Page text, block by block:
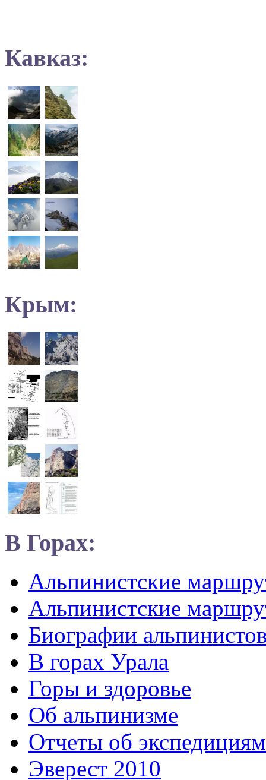
Кавказ:
Крым:
В Горах:
Альпинистские
Альпинистские
Биографии
В горах Урала
Горы и здоровье
Об альпинизме
Отчеты об экспедициям
Эверест 2010